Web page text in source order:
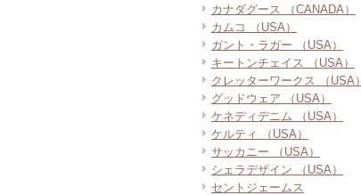
カナダグース （CANADA）
カムコ （USA）
ガント・ラガー （USA）
キートンチェイス （USA）
クレッターワークス （USA）
グッドウェア （USA）
ケネディデニム （USA）
ケルティ （USA）
サッカニー （USA）
シェラデザイン （USA）
セントジェームス